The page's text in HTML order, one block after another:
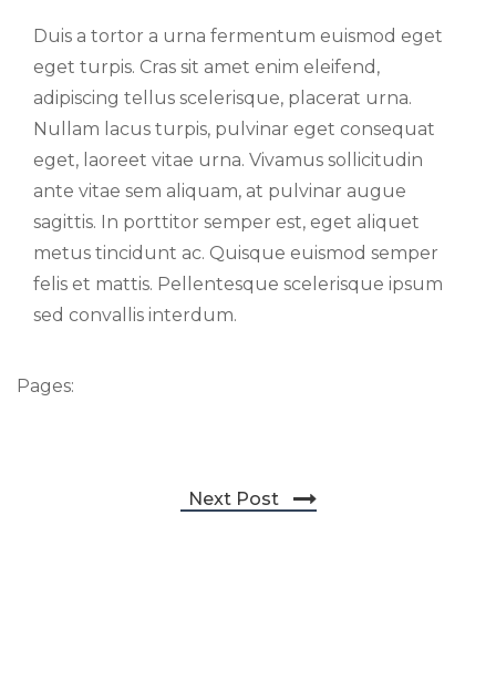
Duis a tortor a urna fermentum euismod eget
eget turpis. Cras sit amet enim eleifend,
adipiscing tellus scelerisque, placerat urna.
Nullam lacus turpis, pulvinar eget consequat
eget, laoreet vitae urna. Vivamus sollicitudin
ante vitae sem aliquam, at pulvinar augue
sagittis. In porttitor semper est, eget aliquet
metus tincidunt ac. Quisque euismod semper
felis et mattis. Pellentesque scelerisque ipsum
sed convallis interdum.
Pages:
Post navigation
Next Post